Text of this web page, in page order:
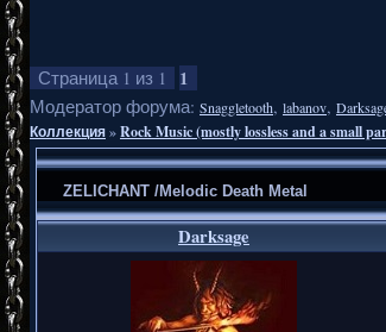
Страница 1 из 1 1
Модератор форума: Snaggletooth, labanov,
Коллекция»Rock Music (mostly lossless and a small
ZELICHANT /Melodic Death Metal
Darksage